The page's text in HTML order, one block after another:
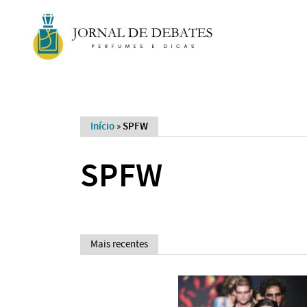
Início » SPFW
SPFW
Mais recentes